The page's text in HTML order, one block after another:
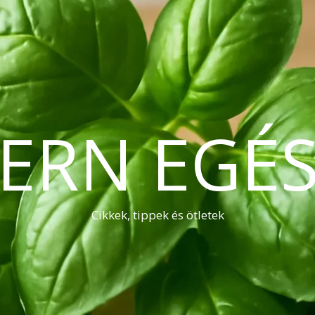
Cikkek, tippek és ötletek